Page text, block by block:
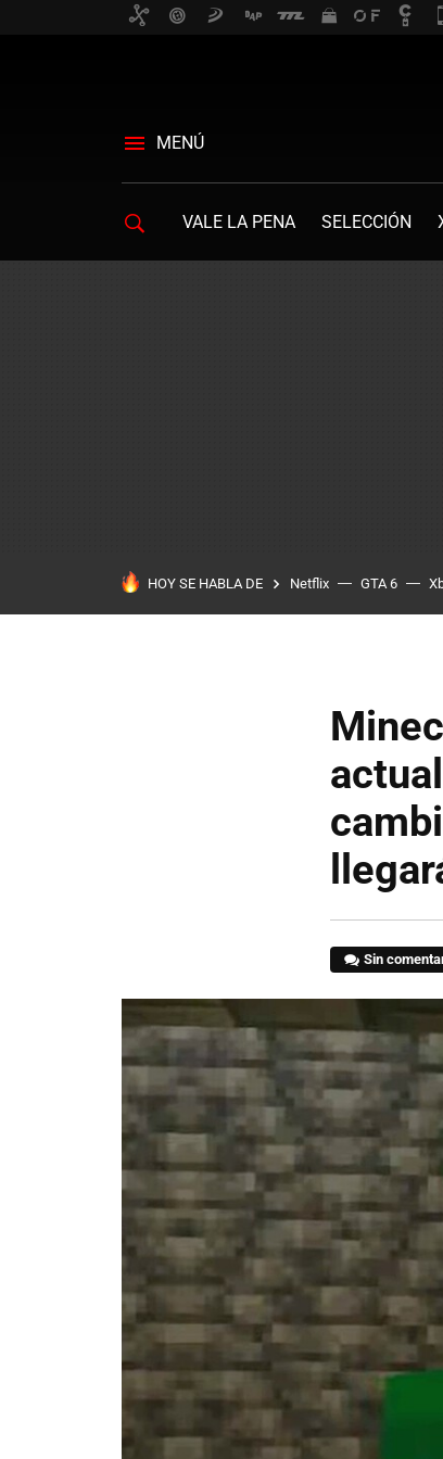
MENÚ
VALE LA PENA SELECCIÓN
HOY SE HABLA DE Netflix GTA 6
Sin